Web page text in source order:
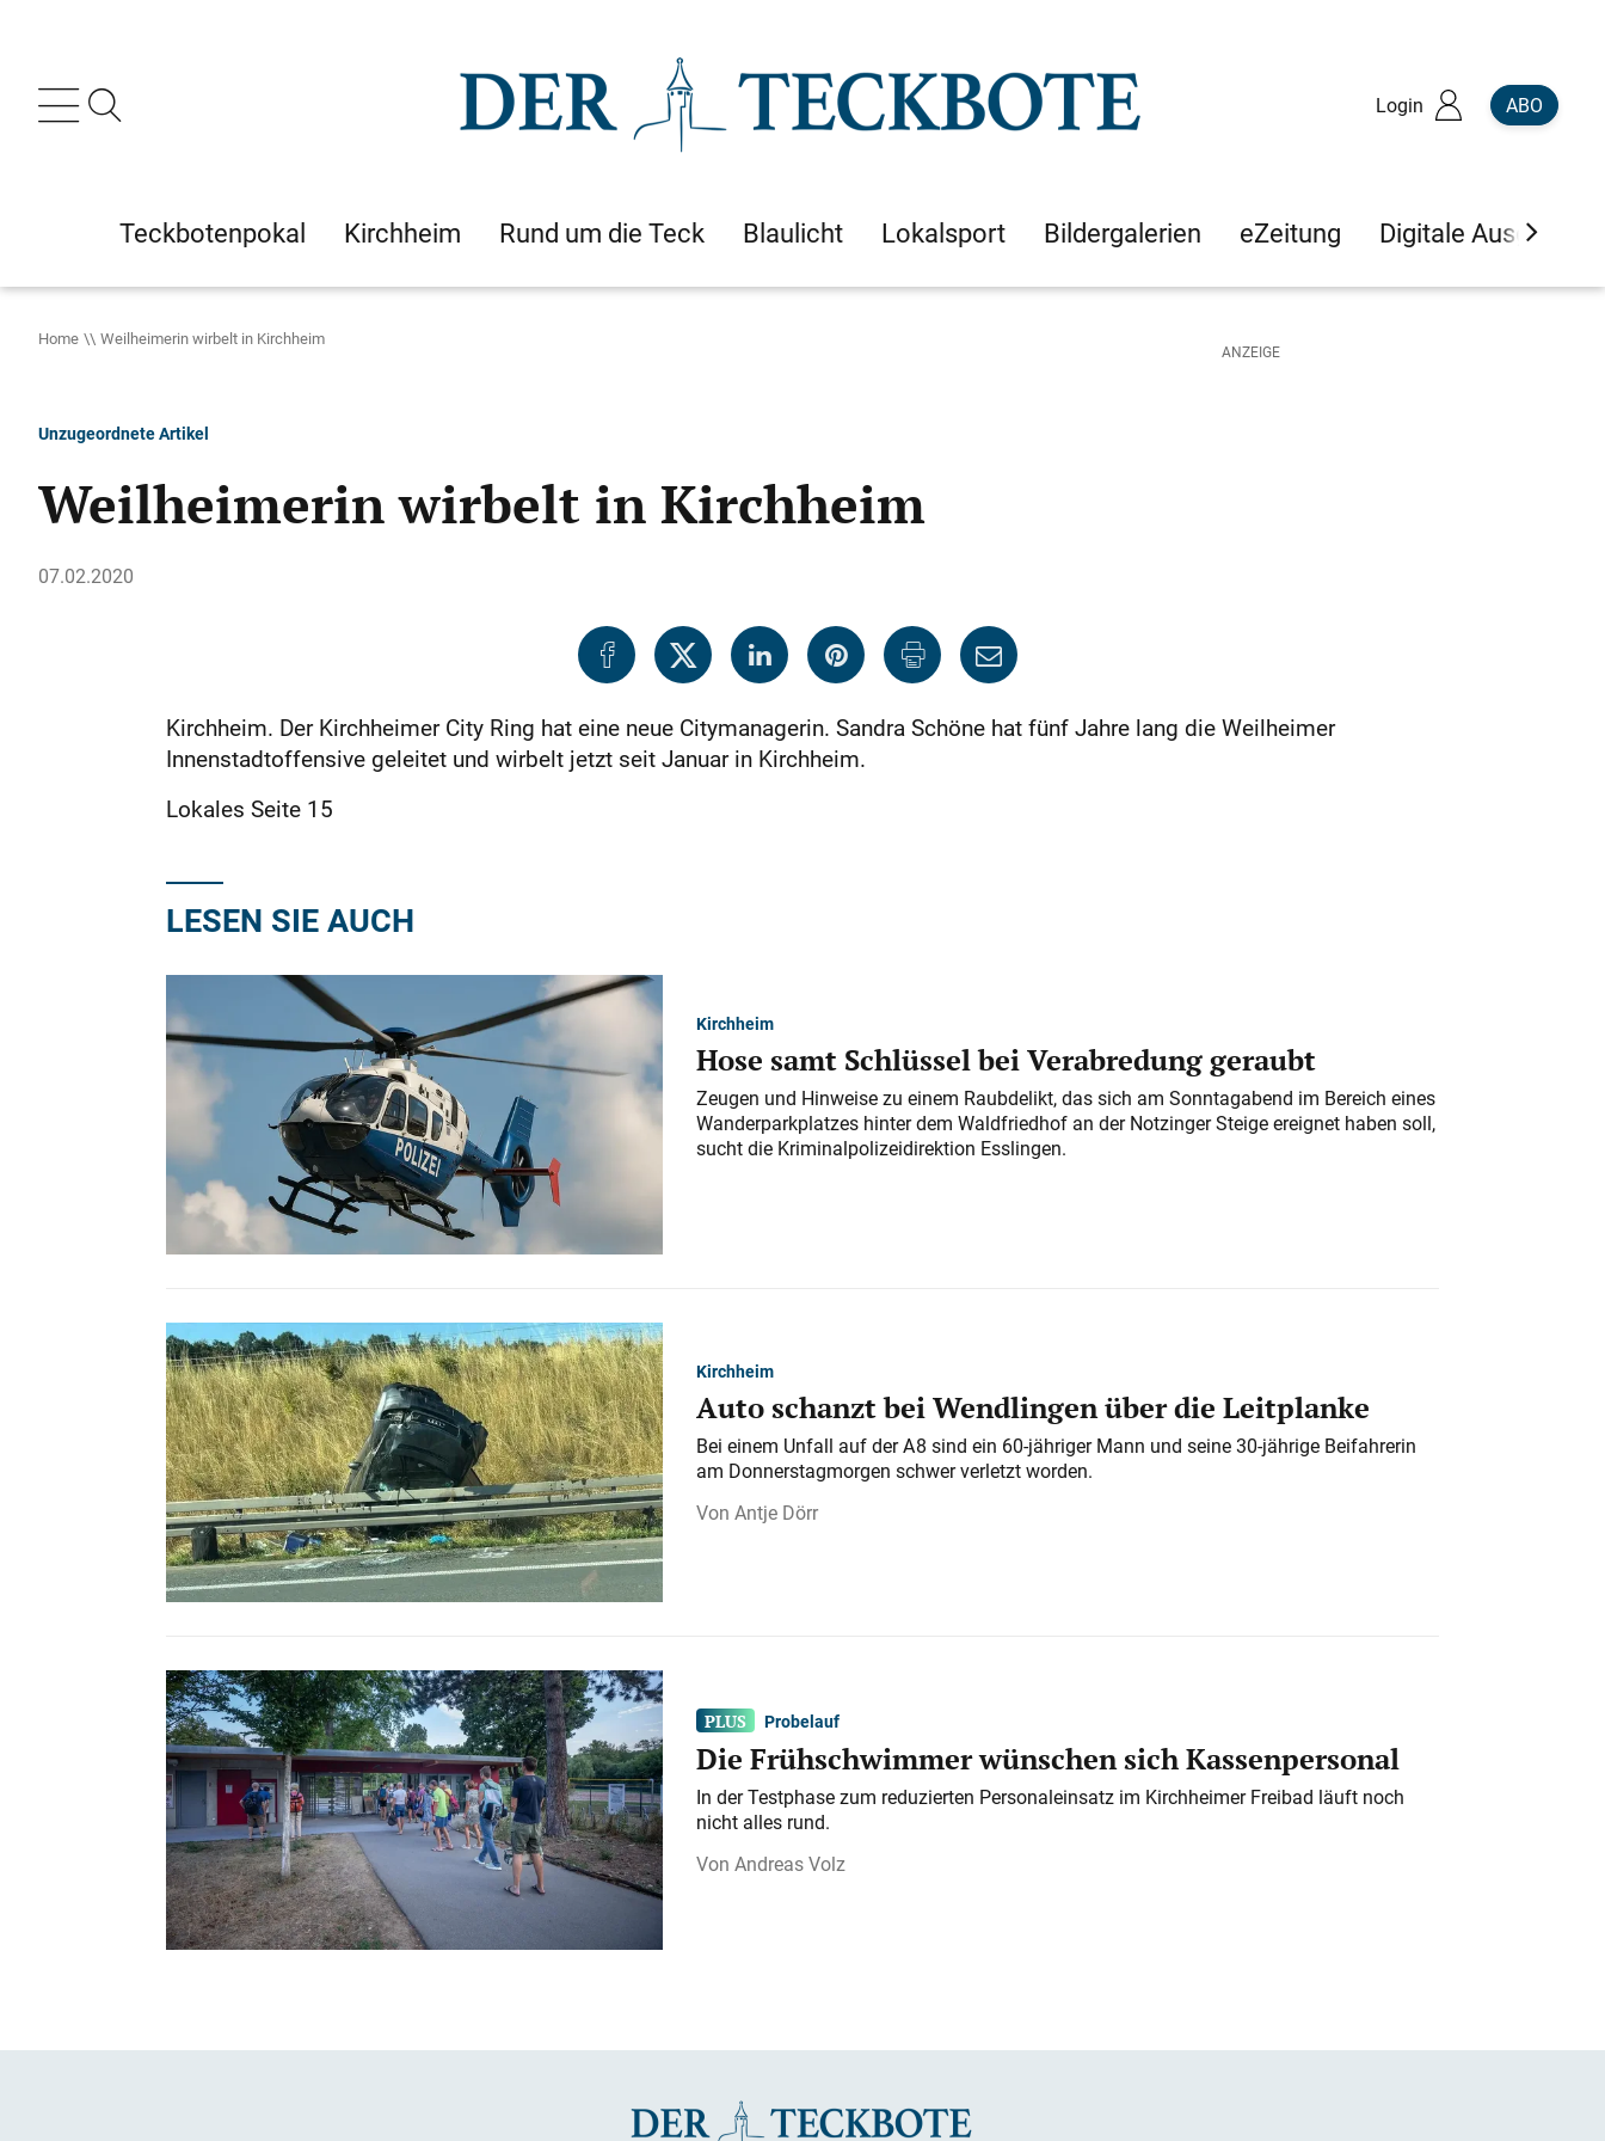
Login ABO
Teckbotenpokal Kirchheim Rund um die Teck Blaulicht Lokalsport Bildergalerien eZeitung Digitale Ausgaben
Home Weilheimerin wirbelt in Kirchheim
Unzugeordnete Artikel
Weilheimerin wirbelt in Kirchheim
07.02.2020
Kirchheim. Der Kirchheimer City Ring hat eine neue Citymanagerin. Sandra Schöne hat fünf Jahre lang die Weilheimer
Innenstadtoffensive geleitet und wirbelt jetzt seit Januar in Kirchheim.
Lokales Seite 15
LESEN SIE AUCH
Kirchheim
Hose samt Schlüssel bei Verabredung geraubt
Zeugen und Hinweise zu einem Raubdelikt, das sich am Sonntagabend im Bereich eines
Wanderparkplatzes hinter dem Waldfriedhof an der Notzinger Steige ereignet haben soll,
sucht die Kriminalpolizeidirektion Esslingen.
Kirchheim
Auto schanzt bei Wendlingen über die Leitplanke
Bei einem Unfall auf der A 8 sind ein 60-jähriger Mann und seine 30-jährige Beifahrerin
am Donnerstagmorgen schwer verletzt worden.
Antje Dörr
Probelauf
Die Frühschwimmer wünschen sich Kassenpersonal
In der Testphase zum reduzierten Personaleinsatz im Kirchheimer Freibad läuft noch
nicht alles rund.
Andreas Volz